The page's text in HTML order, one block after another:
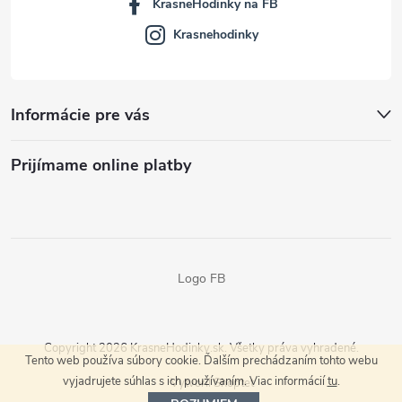
Tento web používa súbory cookie. Ďalším prechádzaním tohto webu
vyjadrujete súhlas s ich používaním. Viac informáciítu.
Informácie pre vás
Prijímame online platby
KrasneHodinky na FB
Krasnehodinky
Logo FB
Vytvoril Shoptet
Copyright 2026 KrasneHodinky.sk. Všetky práva vyhradené.